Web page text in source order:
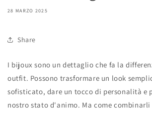
28 MARZO 2025
Share
I bijoux sono un dettaglio che fa la
outfit. Possono trasformare un look
sofisticato, dare un tocco di personalità e
nostro stato d'animo. Ma come